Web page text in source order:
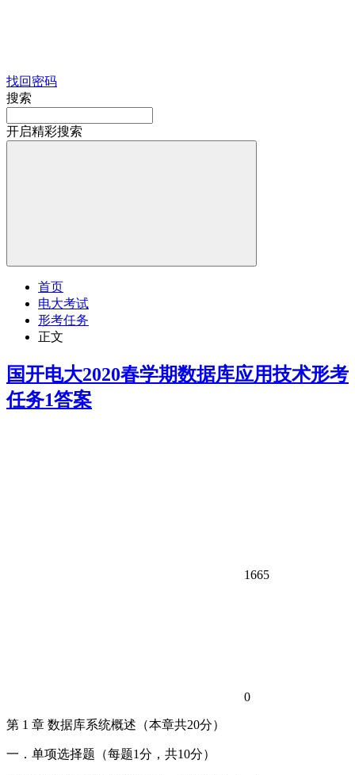
找回密码
搜索
开启精彩搜索
首页
电大考试
形考任务
正文
国开电大2020春学期数据库应用技术形考
任务1答案
1665
0
第 1 章 数据库系统概述（本章共20分）
一．单项选择题（每题1分，共10分）